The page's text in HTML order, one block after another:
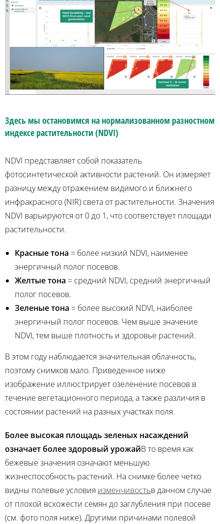
Здесь мы остановимся на нормализованном разностном
индексе растительности (NDVI)
NDVI представляет собой показатель
фотосинтетической активности растений. Он измеряет
разницу между отражением видимого и ближнего
инфракрасного (NIR) света от растительности. Значения
NDVI варьируются от 0 до 1, что соответствует площади
растительности.
Красные тона = более низкий NDVI, наименее
энергичный полог посевов.
Желтые тона = средний NDVI, средний энергичный
полог посевов.
Зеленые тона = более высокий NDVI, наиболее
энергичный полог посевов. Чем выше значение
NDVI, тем выше плотность и здоровье растений.
В этом году наблюдается значительная облачность,
поэтому снимков мало. Приведенное ниже
изображение иллюстрирует озеленение посевов в
течение вегетационного периода, а также различия в
состоянии растений на разных участках поля.
Более высокая площадь зеленых насаждений
означает более здоровый урожайВ то время как
бежевые значения означают меньшую
жизнеспособность растений. На снимке более четко
видны полевые условия изменчивостьв данном случае
от плохой всхожести семян до заглубления при посеве
(см. фото поля ниже). Другими причинами полевой